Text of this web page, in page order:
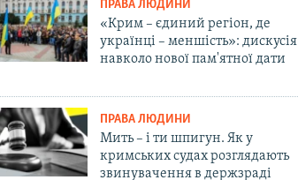
ПРАВА ЛЮДИНИ
«Крим – єдиний регіон, де
українці – меншість»: дискусія
навколо нової пам'ятної дати
ПРАВА ЛЮДИНИ
Мить – і ти шпигун. Як у
кримських судах розглядають
звинувачення в держзраді